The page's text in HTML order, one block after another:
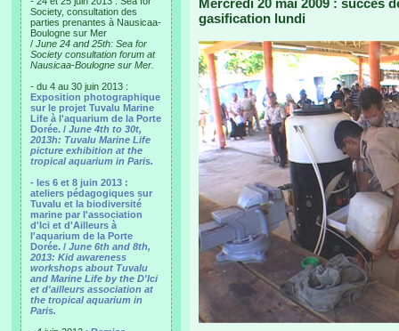
Society, consultation des
parties prenantes à Nausicaa-
Boulogne sur Mer
/ June 24 and 25th: Sea for
Society consultation forum at
Nausicaa-Boulogne sur Mer.
- du 4 au 30 juin 2013 :
Exposition photographique
sur le projet Tuvalu Marine
Life à l'aquarium de la Porte
Dorée. / June 4th to 30t,
2013h: Tuvalu Marine Life
picture exhibition at the
tropical aquarium in Paris.
- les 6 et 8 juin 2013 :
ateliers pédagogiques sur
Tuvalu et la biodiversité
marine par l'association
d'Ici et d'Ailleurs à
l'aquarium de la Porte
Dorée. / June 6th and 8th,
2013: Kid awareness
workshops about Tuvalu
and Marine Life by the D'Ici
et d'ailleurs association at
the tropical aquarium in
Paris.
Mercredi 20 mai 2009 : succès
gasification lundi